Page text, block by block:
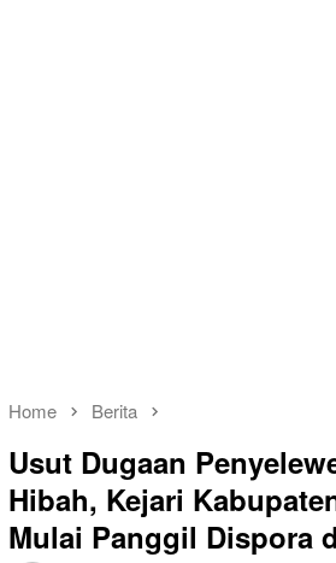
Home Berita
Usut Dugaan
Hibah, Kejari
Mulai Panggil Dispora